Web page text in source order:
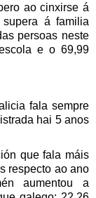
ao cinxirse á
á familia
persoas neste
e o 69,99
fala sempre
hai 5 anos
que fala máis
respecto ao ano
aumentou a